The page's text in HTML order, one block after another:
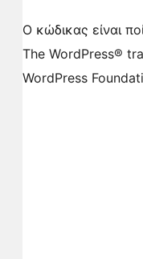
Ο κώδικας είναι
The WordPress®
WordPress